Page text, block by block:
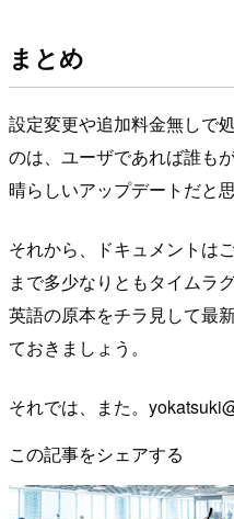
まとめ
設定変更や追加料金無しで
のは、ユーザであれば誰も
晴らしいアップデートだと
それから、ドキュメントは
まで多少なりともタイムラ
英語の原本をチラ見して最
ておきましょう。
それでは、また。
この記事をシェアする